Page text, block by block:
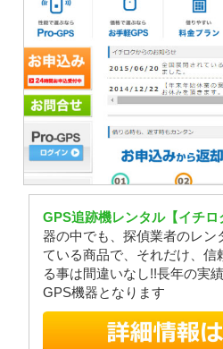
GPS追跡機レンタル【イチロ
器の中でも、探偵業者のレン
ている商品で、それだけ、信
る事は間違いなし!!長年の実
GPS機器となります